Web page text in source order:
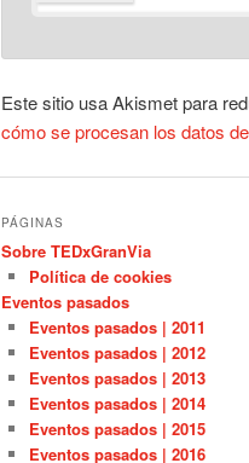
Este sitio usa Akismet para
cómo se procesan los datos
PÁGINAS
Sobre TEDxGranVia
Política de cookies
Eventos pasados
Eventos pasados | 2011
Eventos pasados | 2012
Eventos pasados | 2013
Eventos pasados | 2014
Eventos pasados | 2015
Eventos pasados | 2016